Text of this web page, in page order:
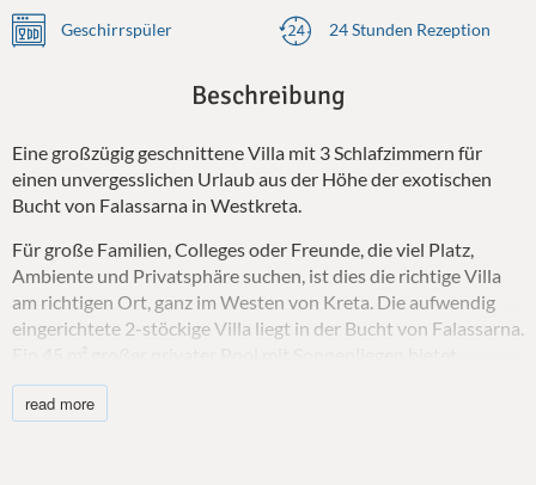
Geschirrspüler 24 Stunden Rezeption
Beschreibung
Eine großzügig geschnittene Villa mit 3 Schlafzimmern für
einen unvergesslichen Urlaub aus der Höhe der exotischen
Bucht von Falassarna in Westkreta.
Für große Familien, Colleges oder Freunde, die viel Platz,
Ambiente und Privatsphäre suchen, ist dies die richtige Villa
am richtigen Ort, ganz im Westen von Kreta. Die aufwendig
eingerichtete 2-stöckige Villa liegt in der Bucht von Falassarna.
einzigartige Momente des Spaßes und der Entspannung.
Verbringen Sie Zeit und fühlen Sie die Brise im Essbereich der
read more